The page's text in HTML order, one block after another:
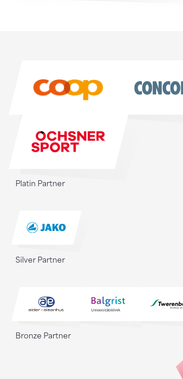
Platin Partner
Silver Partner
Bronze Partner